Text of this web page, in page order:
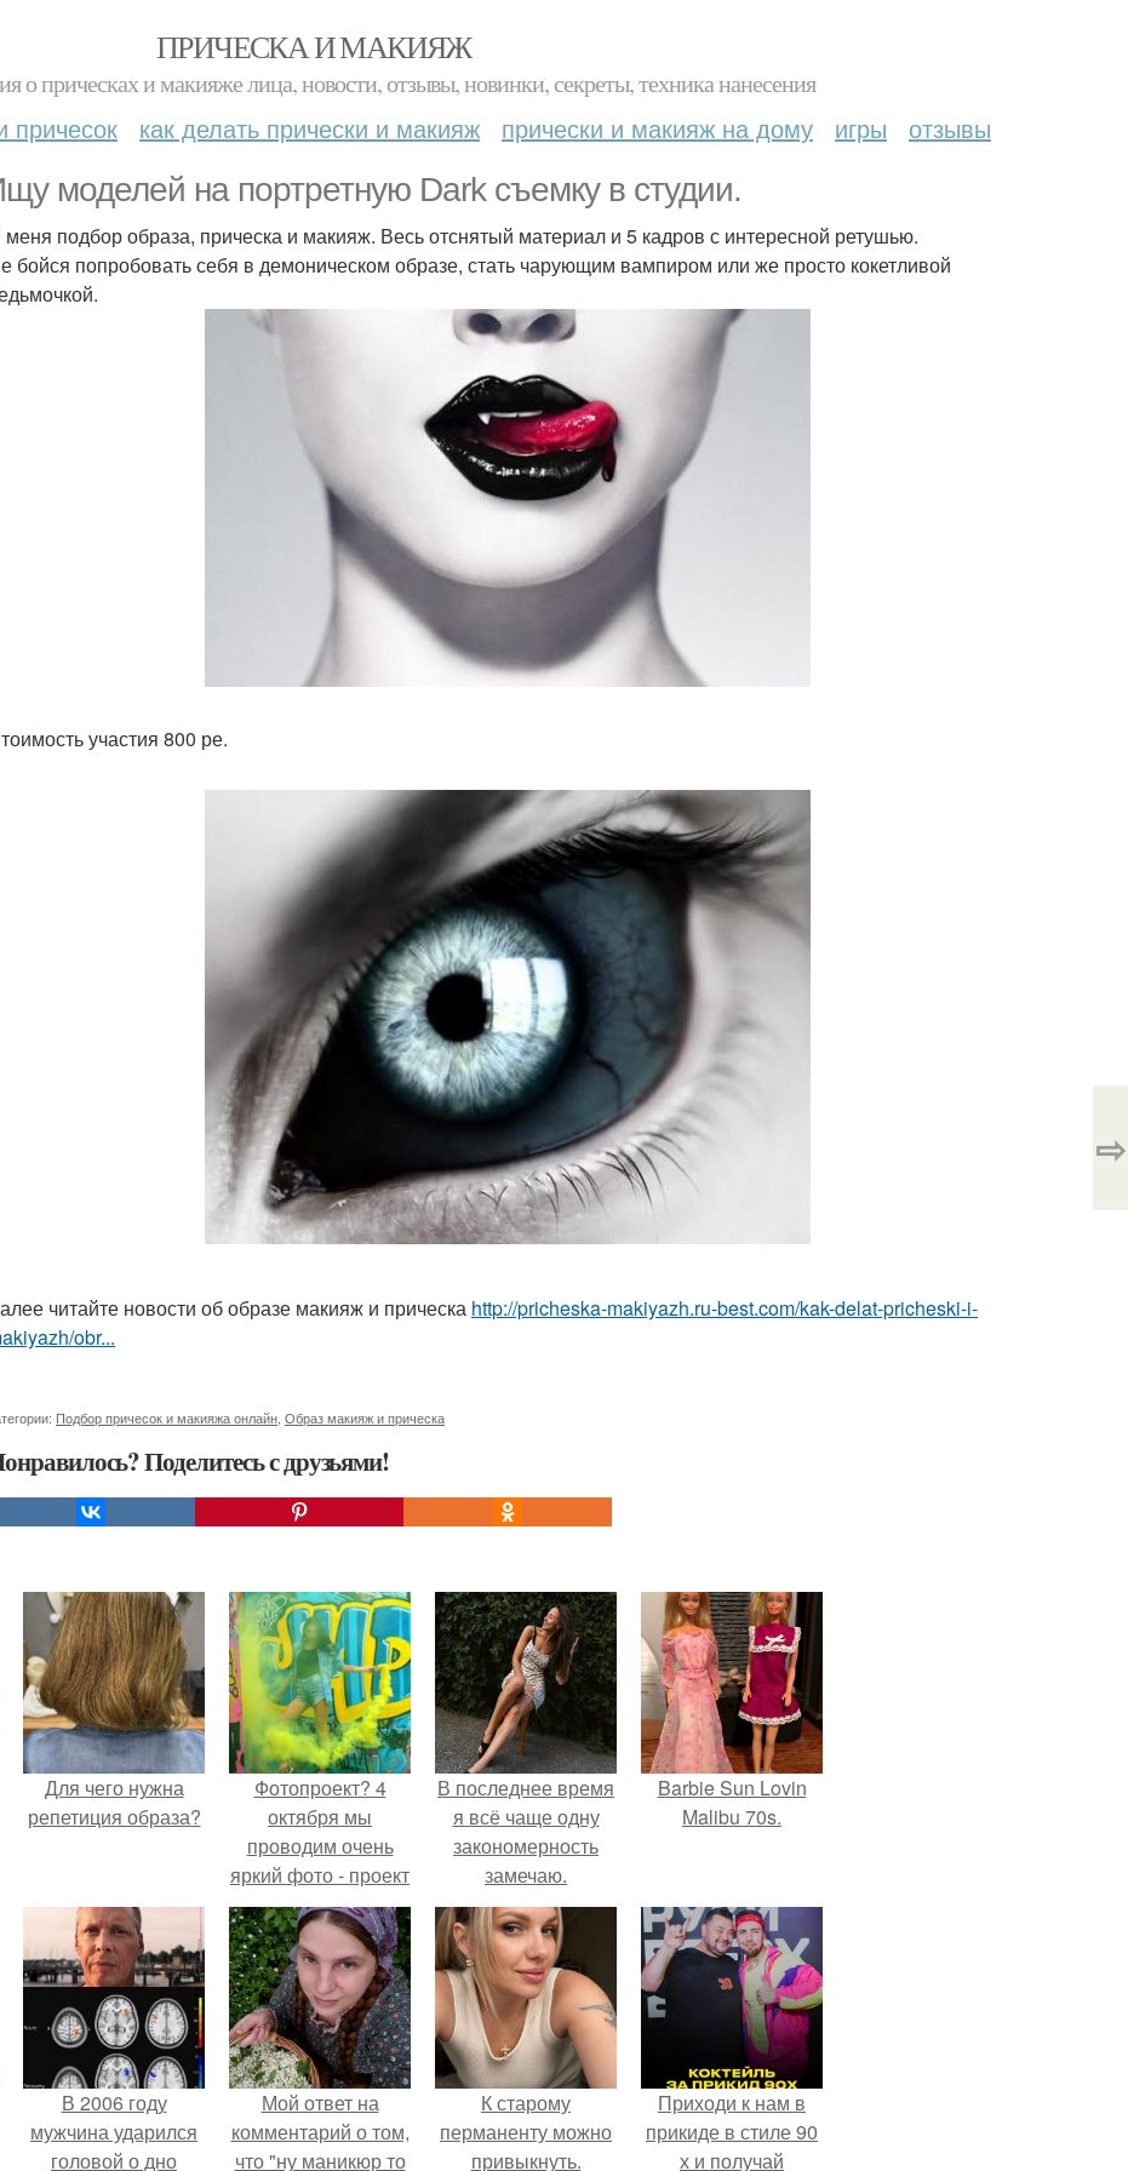
ПРИЧЕСКА И МАКИЯЖ
о прическах и макияже лица, новости, отзывы, новинки, секреты, техника нанесения
причесок как делать прически и макияж прически и макияж на дому игры отзывы
моделей на портретную Dark съемку в студии.
подбор образа, прическа и макияж. Весь отснятый материал и 5 кадров с интересной ретушью.
бойся попробовать себя в демоническом образе, стать чарующим вампиром или же просто кокетливой
участия 800 ре.
читайте новости об образе макияж и прическа http://pricheska-makiyazh.ru-best.com/kak-delat-pricheski-i-
obr...
Подбор причесок и макияжа онлайн Образ макияж и прическа
Поделитесь с друзьями!
⇨
Для чего нужна
репетиция образа?
Фотопроект? 4
октября мы
проводим очень
яркий фото - проект
в Москве на фоне
граффити, с
баллончиками с
краской и цветным
дымом?
В последнее время
я всё чаще одну
закономерность
замечаю.
Barbie Sun Lovin
Malibu 70s.
В 2006 году
мужчина ударился
головой о дно
Мой ответ на
комментарий о том,
что "ну маникюр то
К старому
перманенту можно
привыкнуть.
Приходи к нам в
прикиде в стиле 90
х и получай